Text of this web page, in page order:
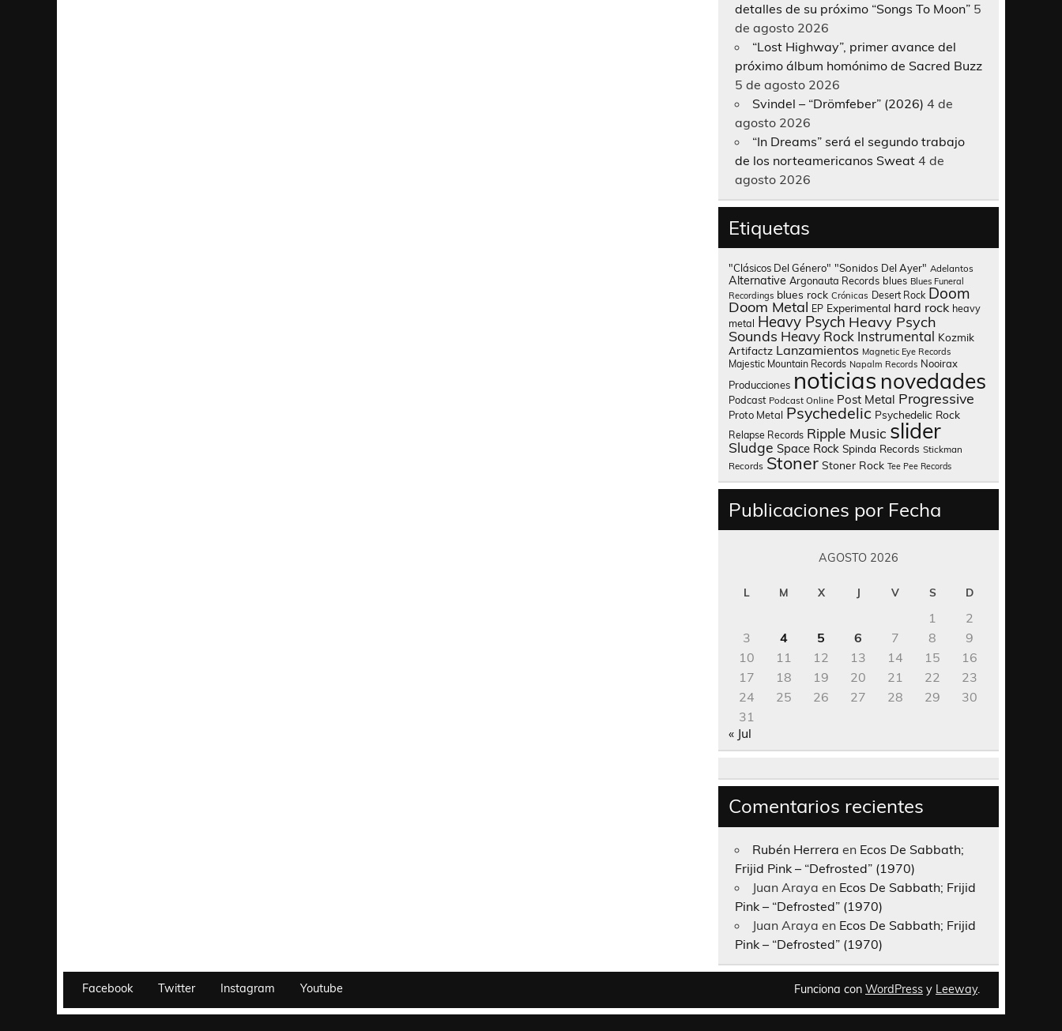
detalles de su próximo “Songs To Moon” 5
de agosto 2026
“Lost Highway”, primer avance del
próximo álbum homónimo de Sacred Buzz
5 de agosto 2026
Svindel – “Drömfeber” (2026) 4 de
agosto 2026
“In Dreams” será el segundo trabajo
de los norteamericanos Sweat 4 de
agosto 2026
Etiquetas
"Clásicos Del Género" "Sonidos Del Ayer" Adelantos
Alternative Argonauta Records blues Blues Funeral
Recordings blues rock Crónicas Desert Rock Doom
Doom Metal EP Experimental hard rock heavy
metal Heavy Psych Heavy Psych
Sounds Heavy Rock Instrumental Kozmik
Artifactz Lanzamientos Magnetic Eye Records
Majestic Mountain Records Napalm Records Nooirax
Producciones noticias novedades
Podcast Podcast Online Post Metal Progressive
Proto Metal Psychedelic Psychedelic Rock
Relapse Records Ripple Music slider
Sludge Space Rock Spinda Records Stickman
Records Stoner Stoner Rock Tee Pee Records
Publicaciones por Fecha
AGOSTO 2026
L M X J V S D
1
2
3
4 5 6 7 8
9
10
11 12 13 14 15
16
17
18 19 20 21 22
23
24
25 26 27 28 29
30
31
« Jul
Comentarios recientes
Rubén Herrera en Ecos De Sabbath;
Frijid Pink – “Defrosted” (1970)
Juan Araya en Ecos De Sabbath; Frijid
Pink – “Defrosted” (1970)
Juan Araya en Ecos De Sabbath; Frijid
Pink – “Defrosted” (1970)
Facebook Twitter Instagram Youtube Funciona con WordPress y Leeway.